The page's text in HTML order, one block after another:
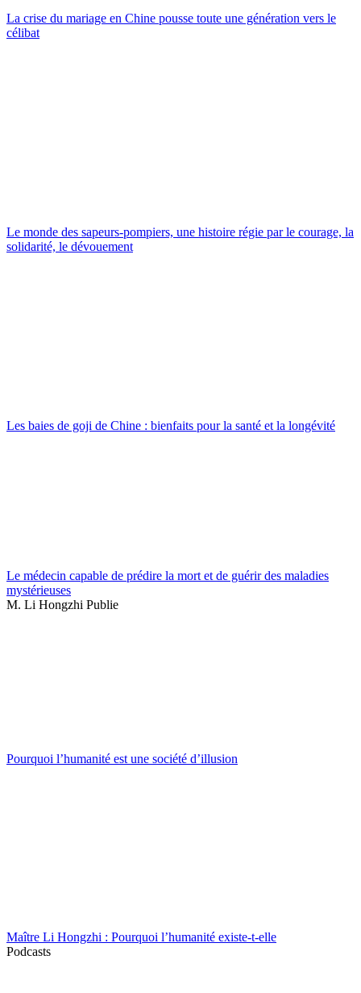
La crise du mariage en Chine pousse toute une génération vers le
célibat
Le monde des sapeurs-pompiers, une histoire régie par le courage, la
solidarité, le dévouement
Les baies de goji de Chine : bienfaits pour la santé et la longévité
Le médecin capable de prédire la mort et de guérir des maladies
mystérieuses
M. Li Hongzhi Publie
Pourquoi l’humanité est une société d’illusion
Maître Li Hongzhi : Pourquoi l’humanité existe-t-elle
Podcasts